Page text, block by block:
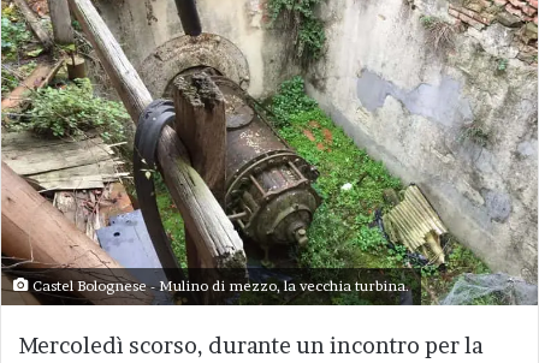
Castel Bolognese - Mulino di mezzo, la vecchia turbina.
Mercoledì scorso, durante un incontro per la